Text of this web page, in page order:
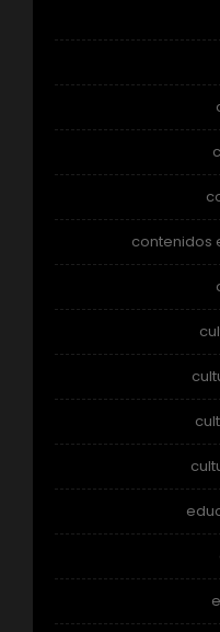
contenidos